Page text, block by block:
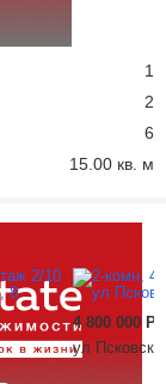
1
2
6
15.00 кв. м
4 800 000 Р
ул